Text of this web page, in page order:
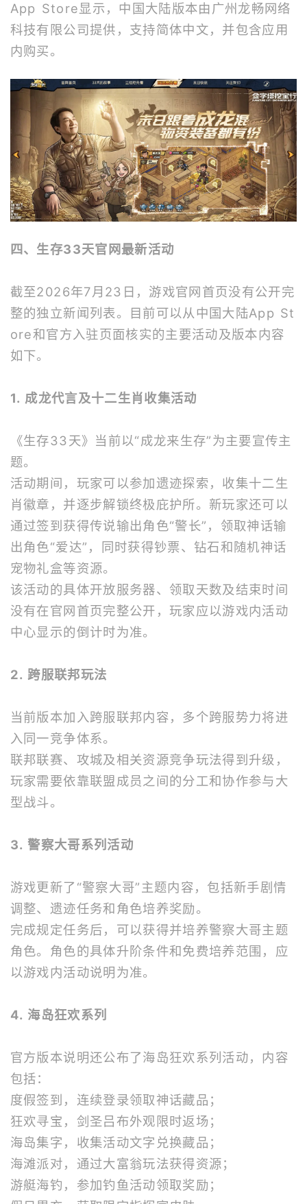
App Store显示，中国大陆版本由广州龙畅网络
科技有限公司提供，支持简体中文，并包含应用
内购买。
四、生存33天官网最新活动
截至2026年7月23日，游戏官网首页没有公开完
整的独立新闻列表。目前可以从中国大陆App St
ore和官方入驻页面核实的主要活动及版本内容
如下。
1. 成龙代言及十二生肖收集活动
《生存33天》当前以“成龙来生存”为主要宣传主
题。
活动期间，玩家可以参加遗迹探索，收集十二生
肖徽章，并逐步解锁终极庇护所。新玩家还可以
通过签到获得传说输出角色“警长”，领取神话输
出角色“爱达”，同时获得钞票、钻石和随机神话
宠物礼盒等资源。
该活动的具体开放服务器、领取天数及结束时间
没有在官网首页完整公开，玩家应以游戏内活动
中心显示的倒计时为准。
2. 跨服联邦玩法
当前版本加入跨服联邦内容，多个跨服势力将进
入同一竞争体系。
联邦联赛、攻城及相关资源竞争玩法得到升级，
玩家需要依靠联盟成员之间的分工和协作参与大
型战斗。
3. 警察大哥系列活动
游戏更新了“警察大哥”主题内容，包括新手剧情
调整、遗迹任务和角色培养奖励。
完成规定任务后，可以获得并培养警察大哥主题
角色。角色的具体升阶条件和免费培养范围，应
以游戏内活动说明为准。
4. 海岛狂欢系列
官方版本说明还公布了海岛狂欢系列活动，内容
包括：
度假签到，连续登录领取神话藏品；
狂欢寻宝，剑圣吕布外观限时返场；
海岛集字，收集活动文字兑换藏品；
海滩派对，通过大富翁玩法获得资源；
游艇海钓，参加钓鱼活动领取奖励；